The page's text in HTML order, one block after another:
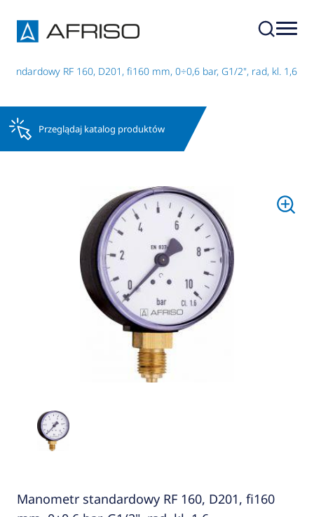
RF 160, D201, fi160 mm, 0÷0,6 bar, G1/2", rad, kl. 1,6
Przeglądaj katalog produktów
Manometr standardowy RF 160, D201, fi160